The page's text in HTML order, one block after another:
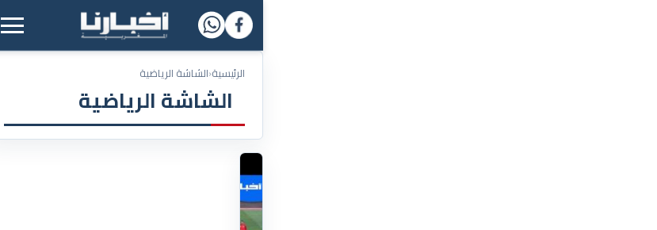
القائمة الرئيسية
الرئيسية‹الشاشة الرياضية
الشاشة الرياضية